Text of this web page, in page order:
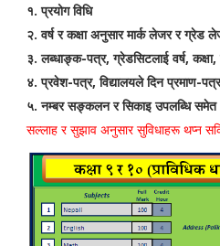
१. प्रयोग विधि
२. वर्ष र कक्षा अनुसार मार्क लेजर र ग्रेड
३. लब्धाङ्क-पत्र, ग्रेडसिटलाई वर्ष,
४. प्रवेश-पत्र, विद्यालयले दिन प्रमाण-
५. नम्बर सङ्कलन र सिकाइ उपलब्धि समेत
सल्लाह र सुझाव अनुसार सुविधाहरू थप्‍न